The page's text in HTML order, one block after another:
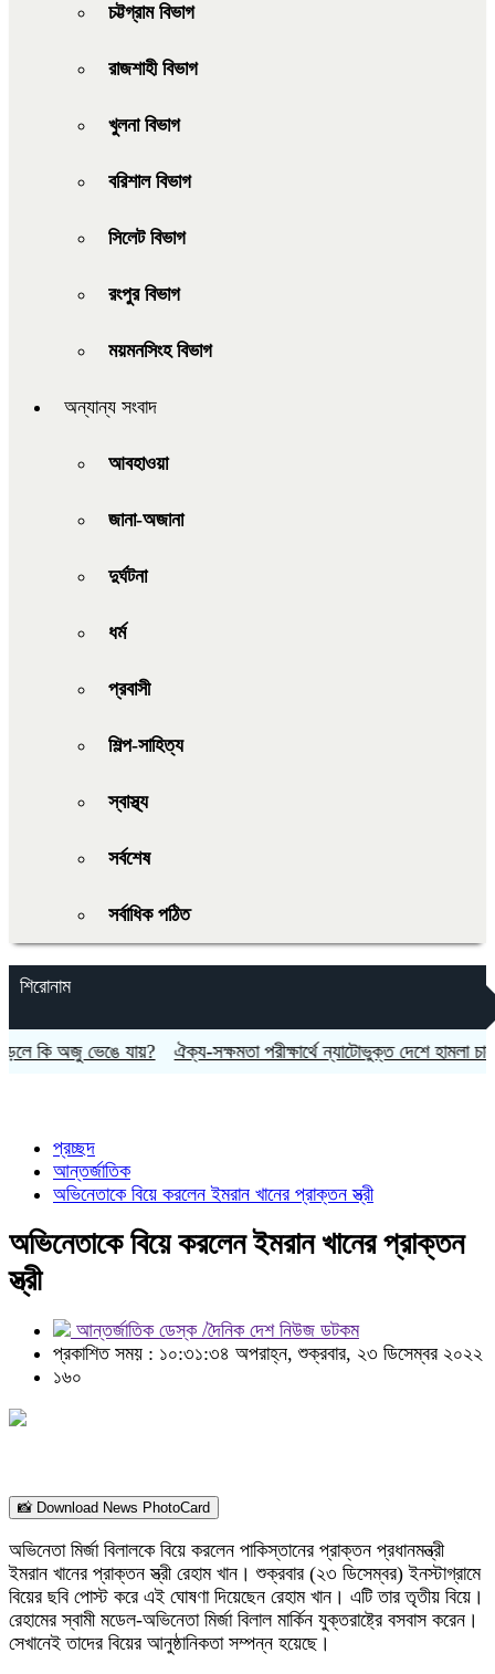
চট্টগ্রাম বিভাগ
রাজশাহী বিভাগ
খুলনা বিভাগ
বরিশাল বিভাগ
সিলেট বিভাগ
রংপুর বিভাগ
ময়মনসিংহ বিভাগ
অন্যান্য সংবাদ
আবহাওয়া
জানা-অজানা
দুর্ঘটনা
ধর্ম
প্রবাসী
শিল্প-সাহিত্য
স্বাস্থ্য
সর্বশেষ
সর্বাধিক পঠিত
শিরোনাম
ভেঙে যায়? ঐক্য-সক্ষমতা পরীক্ষার্থে ন্যাটোভুক্ত দেশে হামলা চালাতে পারে
প্রচ্ছদ
আন্তর্জাতিক
অভিনেতাকে বিয়ে করলেন ইমরান খানের প্রাক্তন স্ত্রী
অভিনেতাকে বিয়ে করলেন ইমরান খানের প্রাক্তন
স্ত্রী
আন্তর্জাতিক ডেস্ক /দৈনিক দেশ নিউজ ডটকম
প্রকাশিত সময় : ১০:৩১:৩৪ অপরাহ্ন, শুক্রবার, ২৩ ডিসেম্বর ২০২২
১৬০
📸 Download News PhotoCard
অভিনেতা মির্জা বিলালকে বিয়ে করলেন পাকিস্তানের প্রাক্তন প্রধানমন্ত্রী
ইমরান খানের প্রাক্তন স্ত্রী রেহাম খান। শুক্রবার (২৩ ডিসেম্বর) ইনস্টাগ্রামে
বিয়ের ছবি পোস্ট করে এই ঘোষণা দিয়েছেন রেহাম খান। এটি তার তৃতীয় বিয়ে।
রেহামের স্বামী মডেল-অভিনেতা মির্জা বিলাল মার্কিন যুক্তরাষ্ট্রে বসবাস করেন।
সেখানেই তাদের বিয়ের আনুষ্ঠানিকতা সম্পন্ন হয়েছে।